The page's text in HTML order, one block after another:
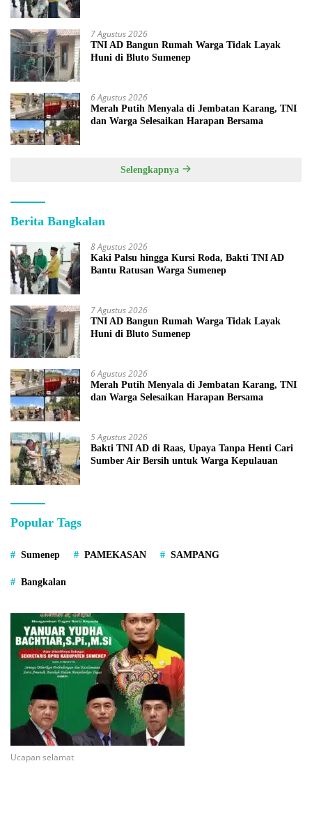
7 Agustus 2026
TNI AD Bangun Rumah Warga Tidak Layak
Huni di Bluto Sumenep
6 Agustus 2026
Merah Putih Menyala di Jembatan Karang, TNI
dan Warga Selesaikan Harapan Bersama
Selengkapnya
Berita Bangkalan
8 Agustus 2026
Kaki Palsu hingga Kursi Roda, Bakti TNI AD
Bantu Ratusan Warga Sumenep
7 Agustus 2026
TNI AD Bangun Rumah Warga Tidak Layak
Huni di Bluto Sumenep
6 Agustus 2026
Merah Putih Menyala di Jembatan Karang, TNI
dan Warga Selesaikan Harapan Bersama
5 Agustus 2026
Bakti TNI AD di Raas, Upaya Tanpa Henti Cari
Sumber Air Bersih untuk Warga Kepulauan
Popular Tags
Sumenep PAMEKASAN SAMPANG
Bangkalan
Ucapan selamat